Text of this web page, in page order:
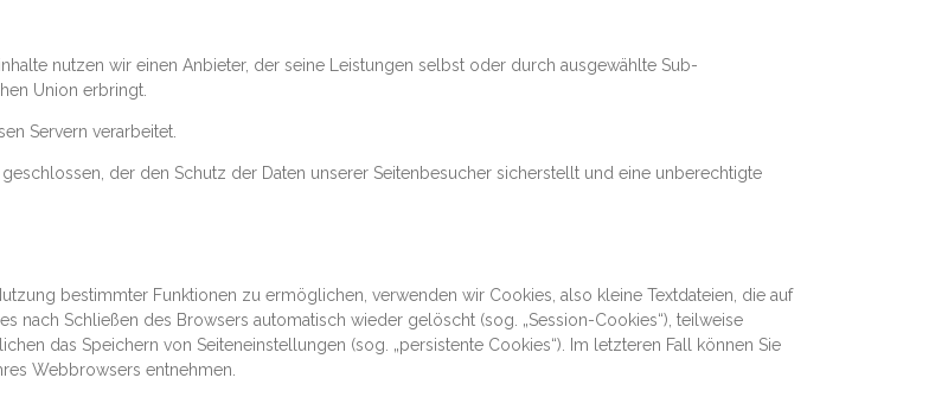
nutzen wir einen Anbieter, der seine Leistungen selbst oder durch ausgewählte Sub-
Union erbringt.
Servern verarbeitet.
der den Schutz der Daten unserer Seitenbesucher sicherstellt und eine unberechtigte
bestimmter Funktionen zu ermöglichen, verwenden wir Cookies, also kleine Textdateien, die auf
nach Schließen des Browsers automatisch wieder gelöscht (sog. „Session-Cookies“), teilweise
das Speichern von Seiteneinstellungen (sog. „persistente Cookies“). Im letzteren Fall können Sie
Webbrowsers entnehmen.